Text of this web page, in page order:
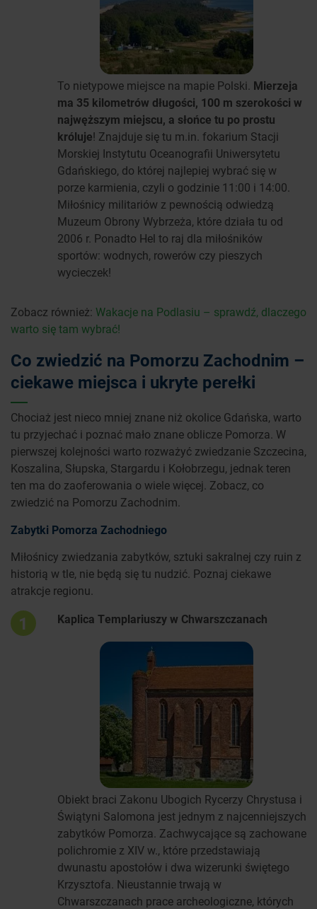
To nietypowe miejsce na mapie Polski. Mierzeja
ma 35 kilometrów długości, 100 m szerokości w
najwęższym miejscu, a słońce tu po prostu
króluje! Znajduje się tu m.in. fokarium Stacji
Morskiej Instytutu Oceanografii Uniwersytetu
Gdańskiego, do której najlepiej wybrać się w
porze karmienia, czyli o godzinie 11:00 i 14:00.
Miłośnicy militariów z pewnością odwiedzą
Muzeum Obrony Wybrzeża, które działa tu od
2006 r. Ponadto Hel to raj dla miłośników
sportów: wodnych, rowerów czy pieszych
wycieczek!
Zobacz również: Wakacje na Podlasiu – sprawdź, dlaczego
warto się tam wybrać!
Co zwiedzić na Pomorzu Zachodnim –
ciekawe miejsca i ukryte perełki
Chociaż jest nieco mniej znane niż okolice Gdańska, warto
tu przyjechać i poznać mało znane oblicze Pomorza. W
pierwszej kolejności warto rozważyć zwiedzanie Szczecina,
Koszalina, Słupska, Stargardu i Kołobrzegu, jednak teren
ten ma do zaoferowania o wiele więcej. Zobacz, co
zwiedzić na Pomorzu Zachodnim.
Zabytki Pomorza Zachodniego
Miłośnicy zwiedzania zabytków, sztuki sakralnej czy ruin z
historią w tle, nie będą się tu nudzić. Poznaj ciekawe
atrakcje regionu.
1 Kaplica Templariuszy w Chwarszczanach
Obiekt braci Zakonu Ubogich Rycerzy Chrystusa i
Świątyni Salomona jest jednym z najcenniejszych
zabytków Pomorza. Zachwycające są zachowane
polichromie z XIV w., które przedstawiają
dwunastu apostołów i dwa wizerunki świętego
Krzysztofa. Nieustannie trwają w
Chwarszczanach prace archeologiczne, których